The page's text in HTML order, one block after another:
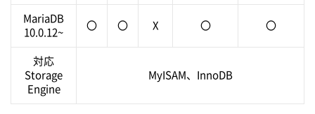
MariaDB
10.0.12~
〇 〇 X 〇 〇
対応
Storage
Engine
MyISAM、InnoDB